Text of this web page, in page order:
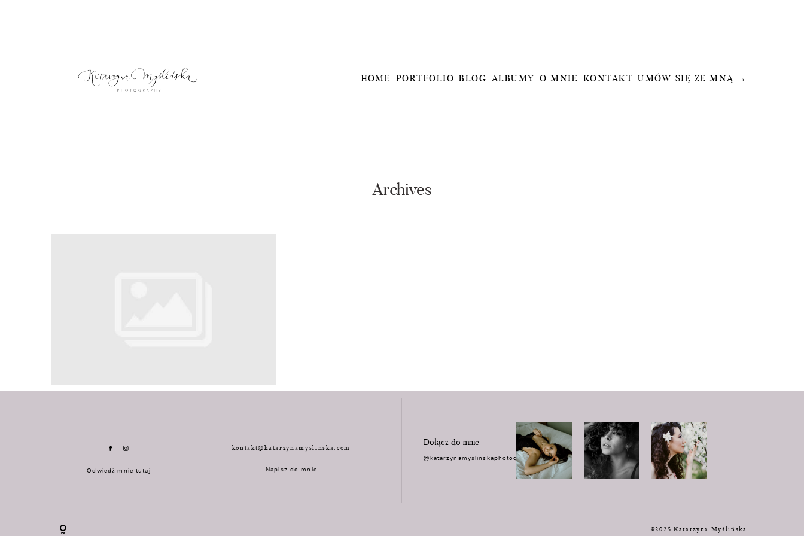
HOME PORTFOLIO BLOG ALBUMY O MNIE KONTAKT UMÓW SIĘ ZE MNĄ →
Archives
Odwiedź mnie tutaj
kontakt@katarzynamyslinska.com
Napisz do mnie
Dołącz do mnie
@katarzynamyslinskaphotography
©2025 Katarzyna Myślińska